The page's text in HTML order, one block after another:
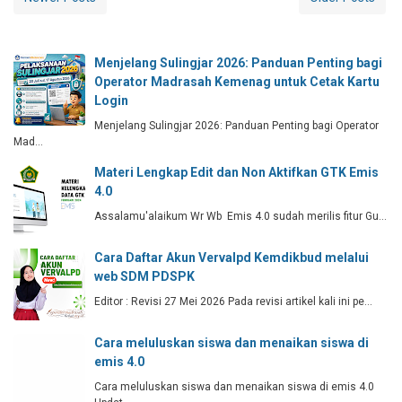
Menjelang Sulingjar 2026: Panduan Penting bagi
Operator Madrasah Kemenag untuk Cetak Kartu
Login
Menjelang Sulingjar 2026: Panduan Penting bagi Operator
Mad…
Materi Lengkap Edit dan Non Aktifkan GTK Emis
4.0
Assalamu'alaikum Wr Wb Emis 4.0 sudah merilis fitur Gu…
Cara Daftar Akun Vervalpd Kemdikbud melalui
web SDM PDSPK
Editor : Revisi 27 Mei 2026 Pada revisi artikel kali ini pe…
Cara meluluskan siswa dan menaikan siswa di
emis 4.0
Cara meluluskan siswa dan menaikan siswa di emis 4.0